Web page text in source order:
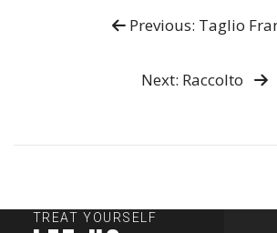
Previous: Taglio
Next: Raccolto
TREAT YOURSELF